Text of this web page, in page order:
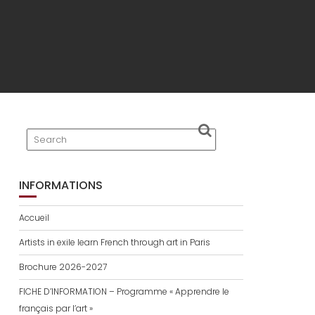
INFORMATIONS
Accueil
Artists in exile learn French through art in Paris
Brochure 2026-2027
FICHE D’INFORMATION – Programme « Apprendre le
français par l’art »